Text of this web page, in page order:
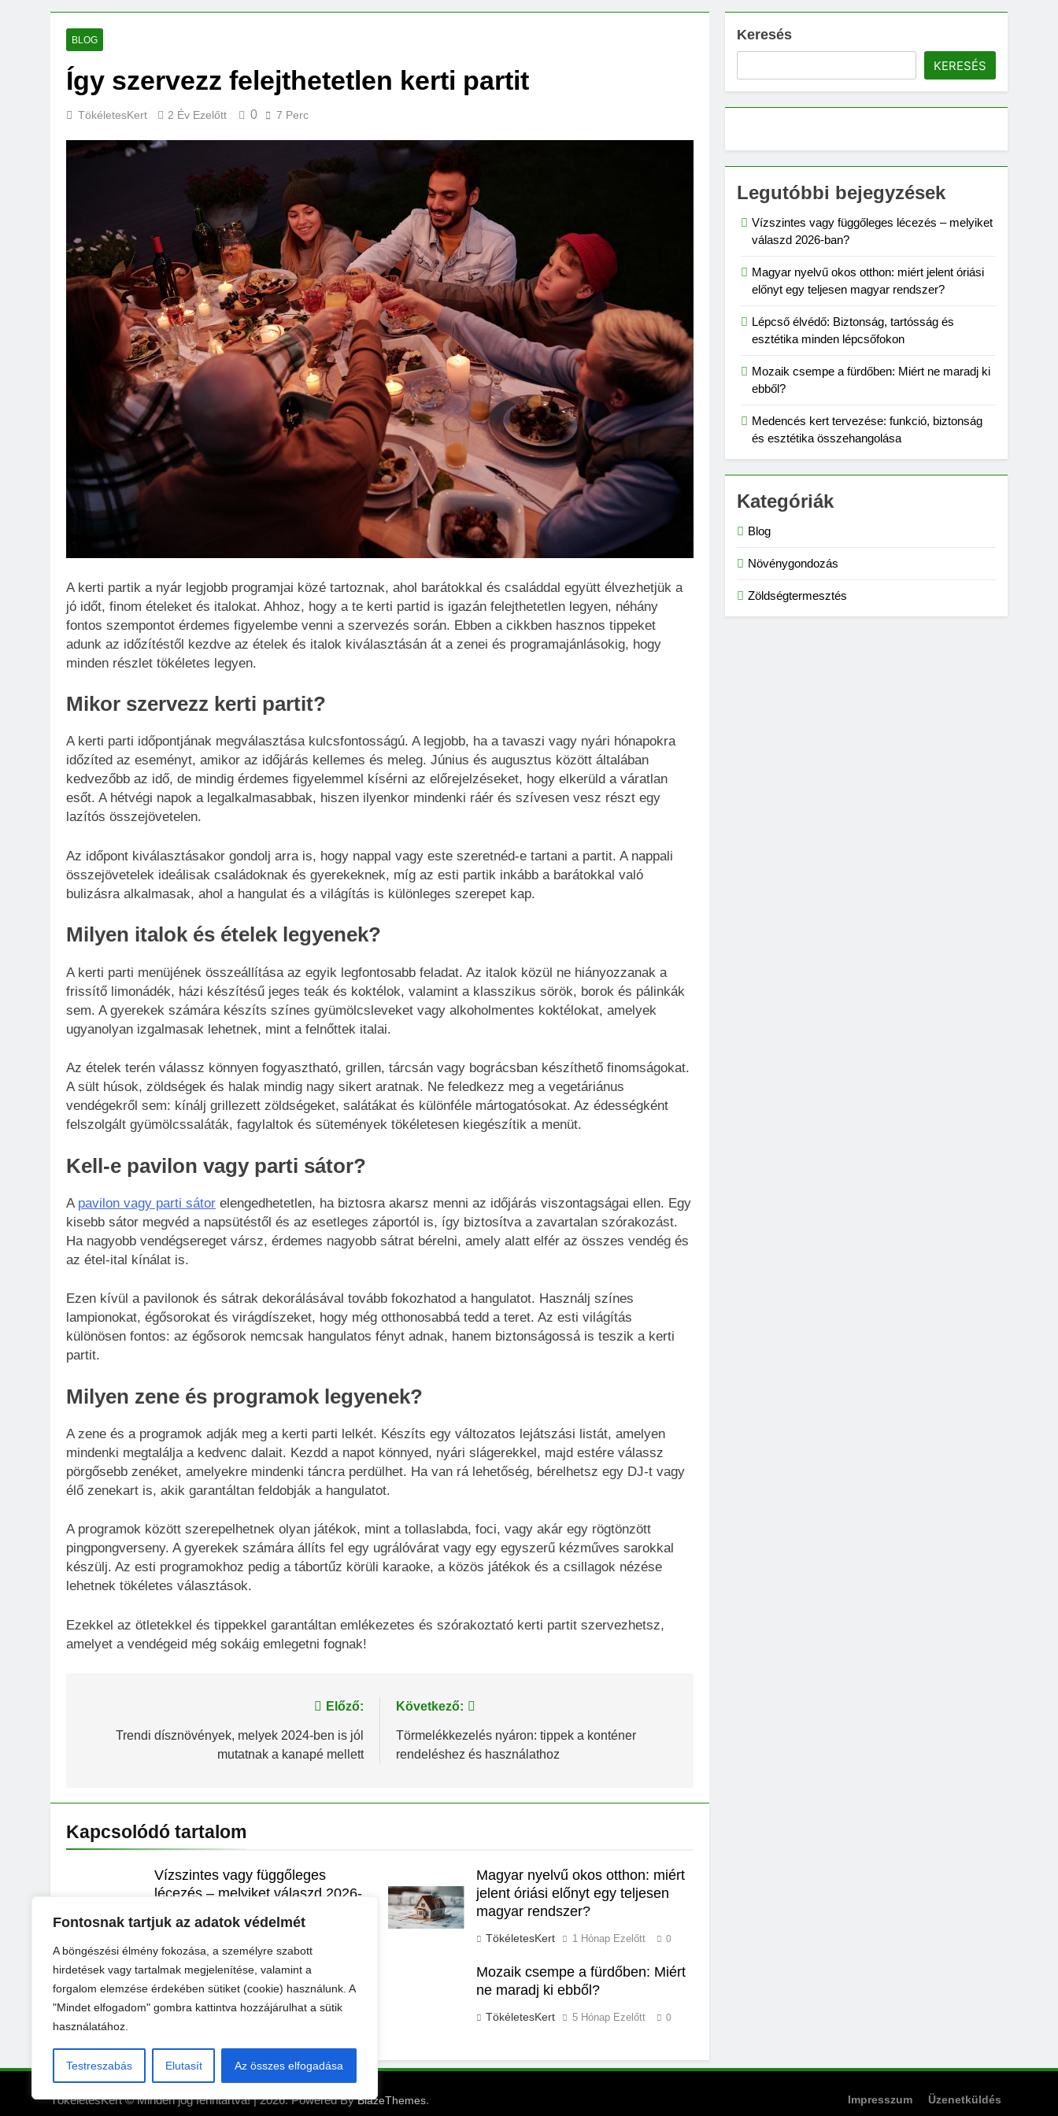
Fontosnak tartjuk az adatok védelmét
A böngészési élmény fokozása, a személyre szabott
hirdetések vagy tartalmak megjelenítése, valamint a
forgalom elemzése érdekében sütiket (cookie) használunk. A
"Mindet elfogadom" gombra kattintva hozzájárulhat a sütik
használatához.
Testreszabás Elutasít Az összes elfogadása
BLOG
Így szervezz felejthetetlen kerti partit
TökéletesKert 2 Év Ezelőtt 0 7 Perc
A kerti partik a nyár legjobb programjai közé tartoznak, ahol barátokkal és családdal együtt élvezhetjük a
jó időt, finom ételeket és italokat. Ahhoz, hogy a te kerti partid is igazán felejthetetlen legyen, néhány
fontos szempontot érdemes figyelembe venni a szervezés során. Ebben a cikkben hasznos tippeket
adunk az időzítéstől kezdve az ételek és italok kiválasztásán át a zenei és programajánlásokig, hogy
minden részlet tökéletes legyen.
Mikor szervezz kerti partit?
A kerti parti időpontjának megválasztása kulcsfontosságú. A legjobb, ha a tavaszi vagy nyári hónapokra
időzíted az eseményt, amikor az időjárás kellemes és meleg. Június és augusztus között általában
kedvezőbb az idő, de mindig érdemes figyelemmel kísérni az előrejelzéseket, hogy elkerüld a váratlan
esőt. A hétvégi napok a legalkalmasabbak, hiszen ilyenkor mindenki ráér és szívesen vesz részt egy
lazítós összejövetelen.
Az időpont kiválasztásakor gondolj arra is, hogy nappal vagy este szeretnéd-e tartani a partit. A nappali
összejövetelek ideálisak családoknak és gyerekeknek, míg az esti partik inkább a barátokkal való
bulizásra alkalmasak, ahol a hangulat és a világítás is különleges szerepet kap.
Milyen italok és ételek legyenek?
A kerti parti menüjének összeállítása az egyik legfontosabb feladat. Az italok közül ne hiányozzanak a
frissítő limonádék, házi készítésű jeges teák és koktélok, valamint a klasszikus sörök, borok és pálinkák
sem. A gyerekek számára készíts színes gyümölcsleveket vagy alkoholmentes koktélokat, amelyek
ugyanolyan izgalmasak lehetnek, mint a felnőttek italai.
Az ételek terén válassz könnyen fogyasztható, grillen, tárcsán vagy bográcsban készíthető finomságokat.
A sült húsok, zöldségek és halak mindig nagy sikert aratnak. Ne feledkezz meg a vegetáriánus
vendégekről sem: kínálj grillezett zöldségeket, salátákat és különféle mártogatósokat. Az édességként
felszolgált gyümölcssaláták, fagylaltok és sütemények tökéletesen kiegészítik a menüt.
Kell-e pavilon vagy parti sátor?
A pavilon vagy parti sátor elengedhetetlen, ha biztosra akarsz menni az időjárás viszontagságai ellen. Egy
kisebb sátor megvéd a napsütéstől és az esetleges záportól is, így biztosítva a zavartalan szórakozást.
Ha nagyobb vendégsereget vársz, érdemes nagyobb sátrat bérelni, amely alatt elfér az összes vendég és
az étel-ital kínálat is.
Ezen kívül a pavilonok és sátrak dekorálásával tovább fokozhatod a hangulatot. Használj színes
lampionokat, égősorokat és virágdíszeket, hogy még otthonosabbá tedd a teret. Az esti világítás
különösen fontos: az égősorok nemcsak hangulatos fényt adnak, hanem biztonságossá is teszik a kerti
partit.
Milyen zene és programok legyenek?
A zene és a programok adják meg a kerti parti lelkét. Készíts egy változatos lejátszási listát, amelyen
mindenki megtalálja a kedvenc dalait. Kezdd a napot könnyed, nyári slágerekkel, majd estére válassz
pörgősebb zenéket, amelyekre mindenki táncra perdülhet. Ha van rá lehetőség, bérelhetsz egy DJ-t vagy
élő zenekart is, akik garantáltan feldobják a hangulatot.
A programok között szerepelhetnek olyan játékok, mint a tollaslabda, foci, vagy akár egy rögtönzött
pingpongverseny. A gyerekek számára állíts fel egy ugrálóvárat vagy egy egyszerű kézműves sarokkal
készülj. Az esti programokhoz pedig a tábortűz körüli karaoke, a közös játékok és a csillagok nézése
lehetnek tökéletes választások.
Ezekkel az ötletekkel és tippekkel garantáltan emlékezetes és szórakoztató kerti partit szervezhetsz,
amelyet a vendégeid még sokáig emlegetni fognak!
navigáció
Előző:
Trendi dísznövények, melyek 2024-ben is jól
mutatnak a kanapé mellett
Következő:
Törmelékkezelés nyáron: tippek a konténer
rendeléshez és használathoz
Kapcsolódó tartalom
Vízszintes vagy függőleges
lécezés – melyiket válaszd 2026-
Magyar nyelvű okos otthon: miért
jelent óriási előnyt egy teljesen
magyar rendszer?
TökéletesKert 1 Hónap Ezelőtt 0
Lépcső élvédő: Biztonság,
tartósság és esztétika minden
lépcsőfokon
Mozaik csempe a fürdőben: Miért
ne maradj ki ebből?
TökéletesKert 5 Hónap Ezelőtt 0
Keresés
KERESÉS
Legutóbbi bejegyzések
Vízszintes vagy függőleges lécezés – melyiket
válaszd 2026-ban?
Magyar nyelvű okos otthon: miért jelent óriási
előnyt egy teljesen magyar rendszer?
Lépcső élvédő: Biztonság, tartósság és
esztétika minden lépcsőfokon
Mozaik csempe a fürdőben: Miért ne maradj ki
ebből?
Medencés kert tervezése: funkció, biztonság
és esztétika összehangolása
Kategóriák
Blog
Növénygondozás
Zöldségtermesztés
TökéletesKert © Minden jog fenntartva! | 2026. Powered ByBlazeThemes. Impresszum Üzenetküldés